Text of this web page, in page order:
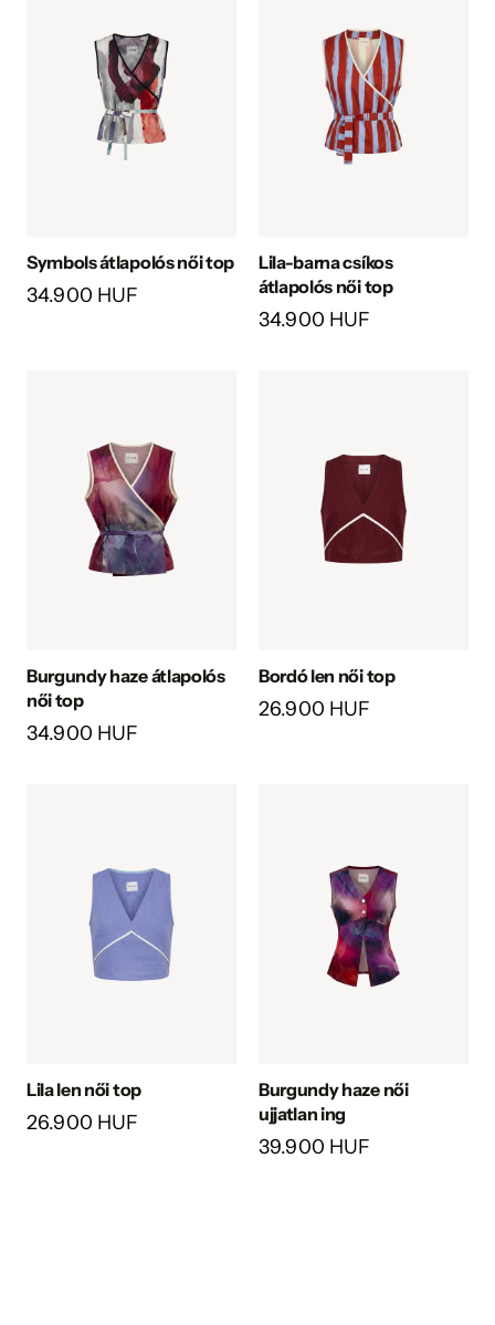
Symbols átlapolós női top
34.900 HUF
Lila-barna csíkos
átlapolós női top
34.900 HUF
Burgundy haze átlapolós
női top
34.900 HUF
Bordó len női top
26.900 HUF
Lila len női top
26.900 HUF
Burgundy haze női
ujjatlan ing
39.900 HUF